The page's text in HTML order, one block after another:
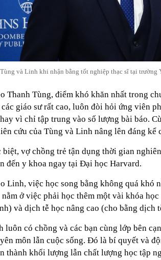
Tùng và Linh khi nhận bằng tốt nghiệp thạc sĩ tại
Thanh Tùng, điểm khó khăn nhất trong
các giáo sư rất cao, luôn đòi hỏi ứng viên
vì chỉ tập trung vào số lượng bài báo.
cứu của Tùng và Linh nâng lên đáng kể
biệt, vợ chồng trẻ tận dụng thời gian
đến y khoa ngay tại Đại học Harvard.
Linh, việc học song bằng không quá khó
nằm ở việc phải học thêm một vài khóa
và dịch tễ học nâng cao (cho bằng dịch
luôn có chồng và các bạn cùng lớp bên
môn lẫn cuộc sống. Đó là bí quyết và
thành khối lượng lẫn chất lượng học tập